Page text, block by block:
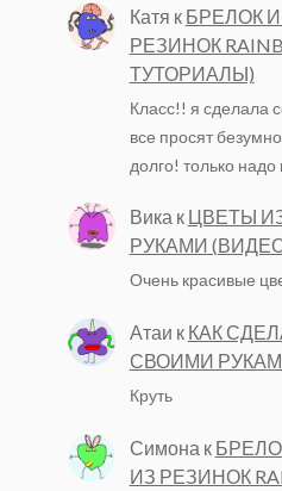
Катя к БРЕЛОК
РЕЗИНОК
ТУТОРИАЛЫ)
Класс!! я сделала
все просят
долго! только
Вика к ЦВЕТЫ
РУКАМИ
Очень красивые
Атаи к КАК
СВОИМИ
Круть
Симона к
ИЗ РЕЗИНОК